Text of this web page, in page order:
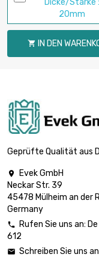
Dicke/Stärke :
20mm
 IN DEN
Geprüfte Qualität aus

Evek GmbH
Neckar Str. 39
45478 Mülheim an der
Germany
 Rufen Sie uns an: De
612
 Schreiben Sie uns